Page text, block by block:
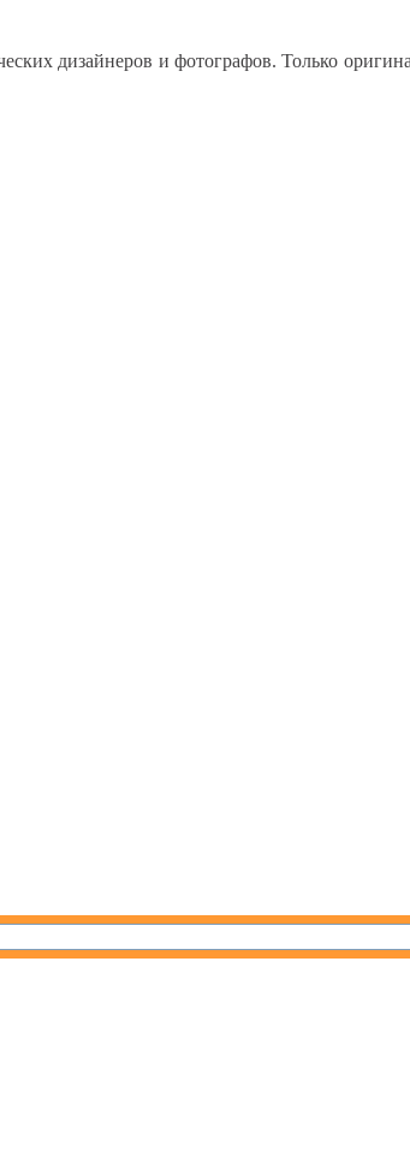
дизайнеров и фотографов. Только